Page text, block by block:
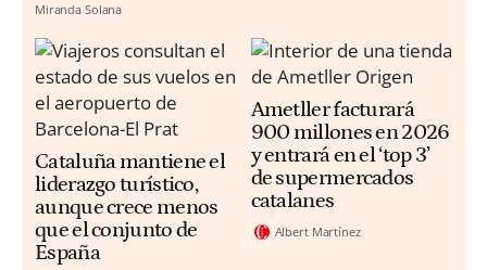
Miranda Solana
Cataluña mantiene el
liderazgo turístico,
aunque crece menos
que el conjunto de
España
Ametller facturará
900 millones en 2026
y entrará en el ‘top 3’
de supermercados
catalanes
Albert Martínez